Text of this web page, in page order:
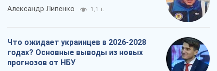
Александр Липенко 1,1 т.
Что ожидает украинцев в 2026-2028
годах? Основные выводы из новых
прогнозов от НБУ